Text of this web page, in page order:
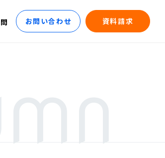
お問い合わせ 資料請求